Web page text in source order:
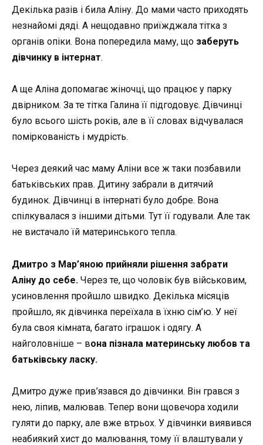
Декілька разів і била Аліну. До мами часто приходять
незнайомі дяді. А нещодавно приїжджала тітка з
органів опіки. Вона попередила маму, що заберуть
дівчинку в інтернат.
А ще Аліна допомагає жіночці, що працює у парку
двірником. За те тітка Галина її підгодовує. Дівчинці
було всього шість років, але в її словах відчувалася
поміркованість і мудрість.
Через деякий час маму Аліни все ж таки позбавили
батьківських прав. Дитину забрали в дитячий
будинок. Дівчинці в інтернаті було добре. Вона
спілкувалася з іншими дітьми. Тут її годували. Але так
не вистачало їй материнського тепла.
Дмитро з Мар’яною прийняли рішення забрати
Аліну до себе. Через те, що чоловік був військовим,
усиновлення пройшло швидко. Декілька місяців
пройшло, як дівчинка переїхала в їхню сім’ю. У неї
була своя кімната, багато іграшок і одягу. А
найголовніше – вона пізнала материнську любов та
батьківську ласку.
Дмитро дуже прив’язався до дівчинки. Він грався з
нею, ліпив, малював. Тепер вони щовечора ходили
гуляти до парку, але вже втрьох. У дівчинки виявився
неабиякий хист до малювання, тому її влаштували у